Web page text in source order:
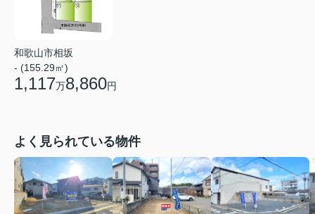
和歌山市相坂
- (155.29㎡)
1,117万8,860円
よく見られている物件